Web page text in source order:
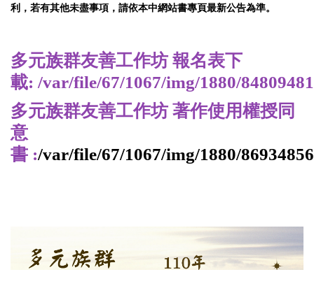
利，若有其他未盡事項，請依本中網站書專頁最新公告為準。
多元族群友善工作坊 報名表下
載: /var/file/67/1067/img/1880/
多元族群友善工作坊 著作使用權授同
意
書 :/var/file/67/1067/img/1880/